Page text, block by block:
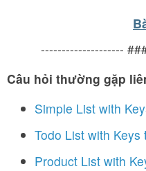
--------------------
Câu hỏi thường gặp
Simple List with
Todo List with Keys
Product List with